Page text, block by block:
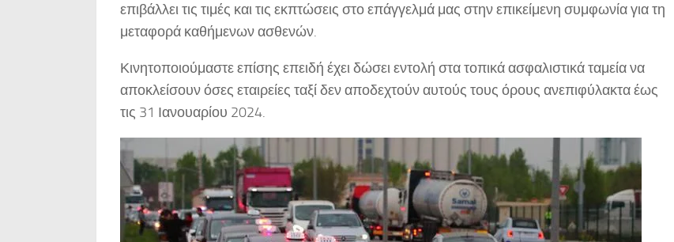
επιβάλλει τις τιμές και τις εκπτώσεις στο επάγγελμά μας στην επικείμενη συμφωνία για τη
μεταφορά καθήμενων ασθενών.
Κινητοποιούμαστε επίσης επειδή έχει δώσει εντολή στα τοπικά ασφαλιστικά ταμεία να
αποκλείσουν όσες εταιρείες ταξί δεν αποδεχτούν αυτούς τους όρους ανεπιφύλακτα έως
τις 31 Ιανουαρίου 2024.